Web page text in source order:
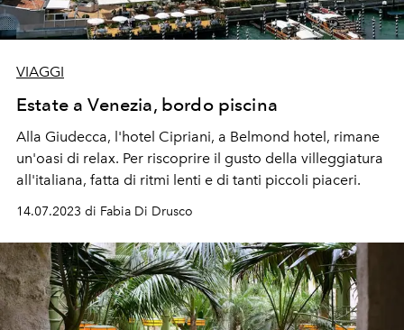
VIAGGI
Estate a Venezia, bordo piscina
Alla Giudecca, l'hotel Cipriani, a Belmond hotel, rimane
un'oasi di relax. Per riscoprire il gusto della villeggiatura
all'italiana, fatta di ritmi lenti e di tanti piccoli piaceri.
14.07.2023 di Fabia Di Drusco